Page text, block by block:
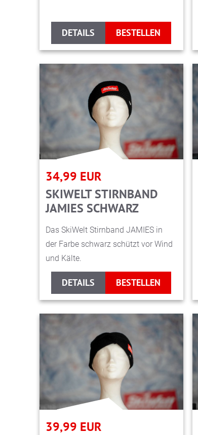
DETAILS BESTELLEN
34,99 EUR
SKIWELT STIRNBAND
JAMIES SCHWARZ
Das SkiWelt Stirnband JAMIES in
der Farbe schwarz schützt vor Wind
und Kälte.
DETAILS BESTELLEN
39,99 EUR